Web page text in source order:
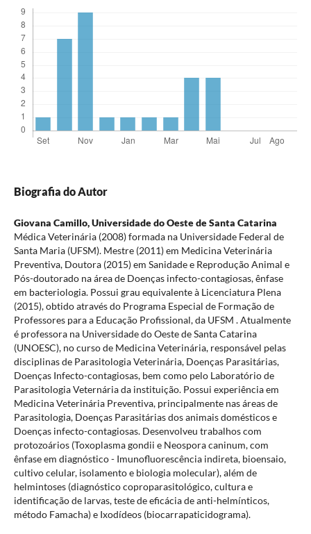
Biografia do Autor
Giovana Camillo,Universidade do Oeste de Santa Catarina
Médica Veterinária (2008) formada na Universidade Federal de
Santa Maria (UFSM). Mestre (2011) em Medicina Veterinária
Preventiva, Doutora (2015) em Sanidade e Reprodução Animal e
Pós-doutorado na área de Doenças infecto-contagiosas, ênfase
em bacteriologia. Possui grau equivalente à Licenciatura Plena
(2015), obtido através do Programa Especial de Formação de
Professores para a Educação Profissional, da UFSM . Atualmente
é professora na Universidade do Oeste de Santa Catarina
(UNOESC), no curso de Medicina Veterinária, responsável pelas
disciplinas de Parasitologia Veterinária, Doenças Parasitárias,
Doenças Infecto-contagiosas, bem como pelo Laboratório de
Parasitologia Veternária da instituição. Possui experiência em
Medicina Veterinária Preventiva, principalmente nas áreas de
Parasitologia, Doenças Parasitárias dos animais domésticos e
Doenças infecto-contagiosas. Desenvolveu trabalhos com
protozoários (Toxoplasma gondii e Neospora caninum, com
ênfase em diagnóstico - Imunofluorescência indireta, bioensaio,
cultivo celular, isolamento e biologia molecular), além de
helmintoses (diagnóstico coproparasitológico, cultura e
identificação de larvas, teste de eficácia de anti-helmínticos,
método Famacha) e Ixodídeos (biocarrapaticidograma).